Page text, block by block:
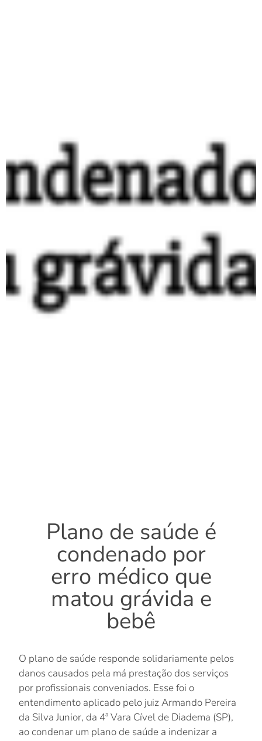
Plano de saúde é
condenado por
erro médico que
matou grávida e
bebê
O plano de saúde responde solidariamente pelos
danos causados pela má prestação dos serviços
por profissionais conveniados. Esse foi o
entendimento aplicado pelo juiz Armando Pereira
da Silva Junior, da 4ª Vara Cível de Diadema (SP),
ao condenar um plano de saúde a indenizar a